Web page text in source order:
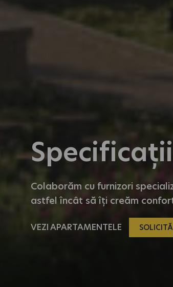
Colaborăm cu furnizori
astfel încât să îți creăm
VEZI APARTAMENTELE